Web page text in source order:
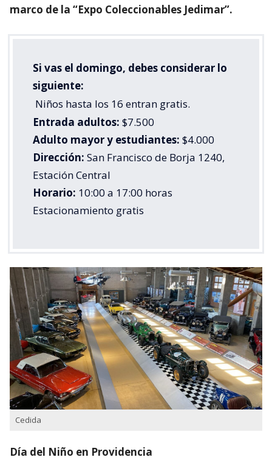
marco de la “Expo Coleccionables Jedimar”.
Si vas el domingo, debes considerar lo
siguiente:
Niños hasta los 16 entran gratis.
Entrada adultos: $7.500
Adulto mayor y estudiantes: $4.000
Dirección: San Francisco de Borja 1240,
Estación Central
Horario: 10:00 a 17:00 horas
Estacionamiento gratis
Cedida
Día del Niño en Providencia